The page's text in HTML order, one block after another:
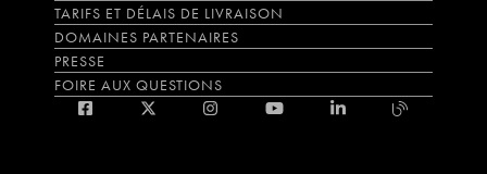
TARIFS ET DÉLAIS DE LIVRAISON
DOMAINES PARTENAIRES
PRESSE
FOIRE AUX QUESTIONS